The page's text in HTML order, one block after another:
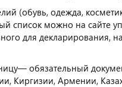
(обувь, одежда,
список можно на сайте
для декларирования,
обязательный
Киргизии, Армении,